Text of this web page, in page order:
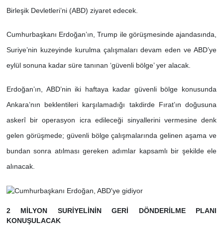
Birleşik Devletleri’ni (ABD) ziyaret edecek.
Cumhurbaşkanı Erdoğan’ın, Trump ile görüşmesinde ajandasında,
Suriye’nin kuzeyinde kurulma çalışmaları devam eden ve ABD’ye
eylül sonuna kadar süre tanınan ‘güvenli bölge’ yer alacak.
Erdoğan’ın, ABD’nin iki haftaya kadar güvenli bölge konusunda
Ankara’nın beklentileri karşılamadığı takdirde Fırat’ın doğusuna
askerî bir operasyon icra edileceği sinyallerini vermesine denk
gelen görüşmede; güvenli bölge çalışmalarında gelinen aşama ve
bundan sonra atılması gereken adımlar kapsamlı bir şekilde ele
alınacak.
2 MİLYON SURİYELİNİN GERİ DÖNDERİLME PLANI
KONUŞULACAK